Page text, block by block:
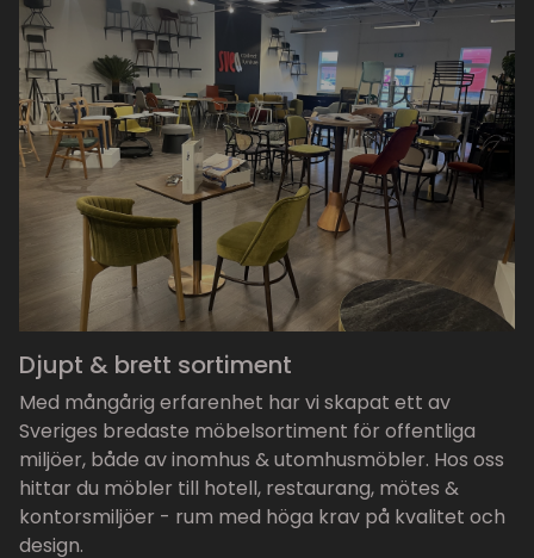
Djupt & brett sortiment
Med mångårig erfarenhet har vi skapat ett av
Sveriges bredaste möbelsortiment för offentliga
miljöer, både av inomhus & utomhusmöbler. Hos oss
hittar du möbler till hotell, restaurang, mötes &
kontorsmiljöer - rum med höga krav på kvalitet och
design.